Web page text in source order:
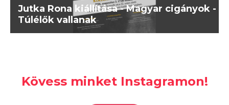
Jutka Rona kiállítása - Magyar cigányok -
Túlélők vallanak
Kövess minket Instagramon!